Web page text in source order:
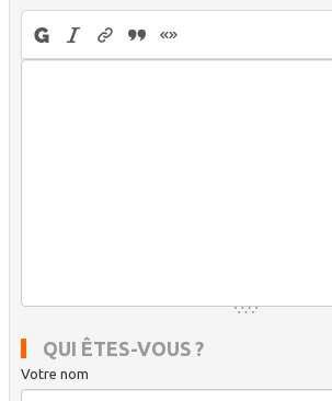
QUI ÊTES-VOUS ?
Votre nom